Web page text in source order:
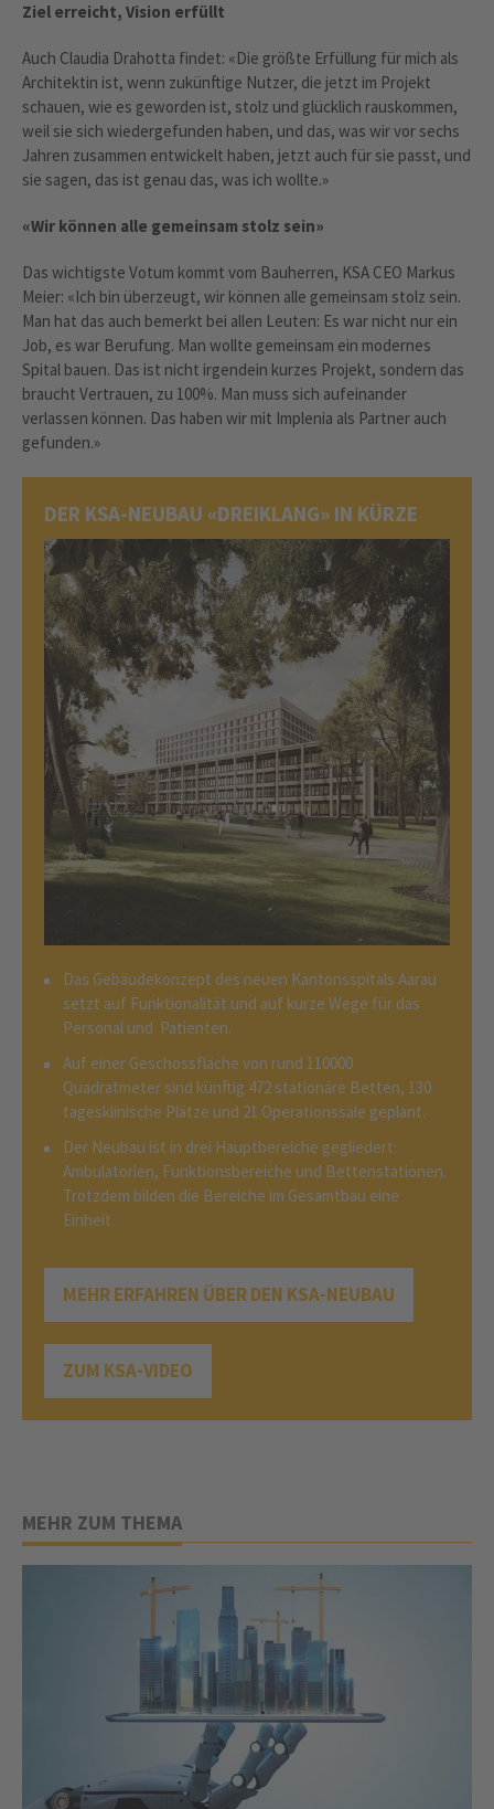
Ziel erreicht, Vision erfüllt
Auch Claudia Drahotta findet: «Die größte Erfüllung für mich als
Architektin ist, wenn zukünftige Nutzer, die jetzt im Projekt
schauen, wie es geworden ist, stolz und glücklich rauskommen,
weil sie sich wiedergefunden haben, und das, was wir vor sechs
Jahren zusammen entwickelt haben, jetzt auch für sie passt, und
sie sagen, das ist genau das, was ich wollte.»
«Wir können alle gemeinsam stolz sein»
Das wichtigste Votum kommt vom Bauherren, KSA CEO Markus
Meier: «Ich bin überzeugt, wir können alle gemeinsam stolz sein.
Man hat das auch bemerkt bei allen Leuten: Es war nicht nur ein
Job, es war Berufung. Man wollte gemeinsam ein modernes
Spital bauen. Das ist nicht irgendein kurzes Projekt, sondern das
braucht Vertrauen, zu 100%. Man muss sich aufeinander
verlassen können. Das haben wir mit Implenia als Partner auch
gefunden.»
DER KSA-NEUBAU «DREIKLANG» IN KÜRZE
Das Gebäudekonzept des neuen Kantonsspitals Aarau
setzt auf Funktionalität und auf kurze Wege für das
Personal und Patienten.
Auf einer Geschossfläche von rund 110000
Quadratmeter sind künftig 472 stationäre Betten, 130
tagesklinische Plätze und 21 Operationssäle geplant.
Der Neubau ist in drei Hauptbereiche gegliedert:
Ambulatorien, Funktionsbereiche und Bettenstationen.
Trotzdem bilden die Bereiche im Gesamtbau eine
Einheit.
MEHR ERFAHREN ÜBER DEN KSA-NEUBAU
ZUM KSA-VIDEO
MEHR ZUM THEMA